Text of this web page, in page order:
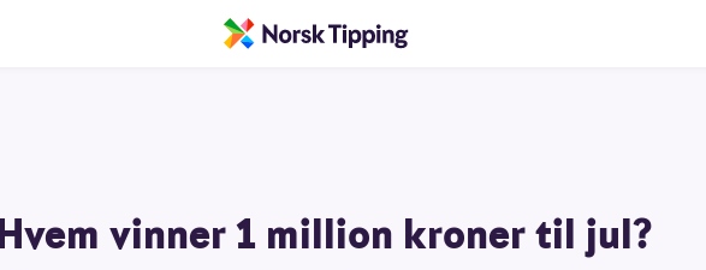
vinner 1 million kroner til jul?